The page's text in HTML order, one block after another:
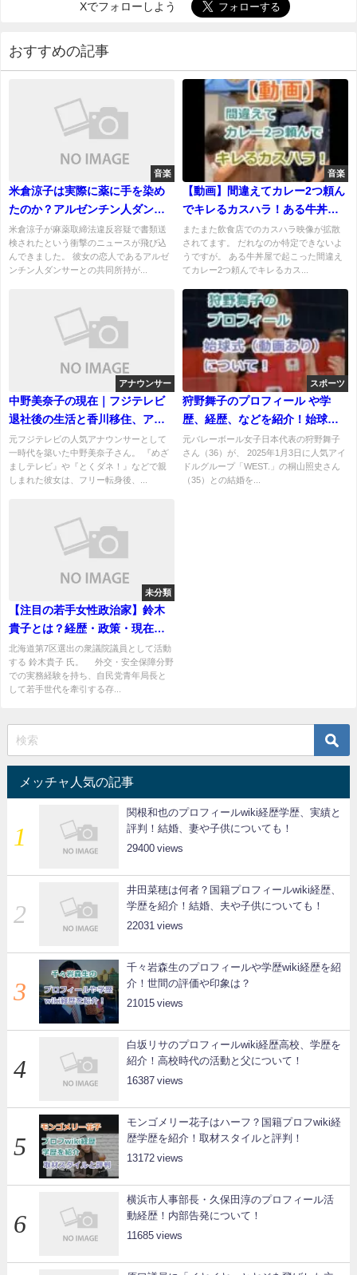
Xでフォローしよう
おすすめの記事
音楽
米倉涼子は実際に薬に手を染め
たのか？アルゼンチン人ダンサ
ー恋人と共同所持は本当？
米倉涼子が麻薬取締法違反容疑で書類送
検されたという衝撃のニュースが飛び込
んできました。 彼女の恋人であるアルゼ
ンチン人ダンサーとの共同所持が...
音楽
【動画】間違えてカレー2つ頼ん
でキレるカスハラ！ある牛丼屋
でのネチネチクレーマー！
またまた飲食店でのカスハラ映像が拡散
されてます。 だれなのか特定できないよ
うですが。 ある牛丼屋で起こった間違え
てカレー2つ頼んでキレるカス...
アナウンサー
中野美奈子の現在｜フジテレビ
退社後の生活と香川移住、アナ
ウンサーとしての今
元フジテレビの人気アナウンサーとして
一時代を築いた中野美奈子さん。 『めざ
ましテレビ』や『とくダネ！』などで親
しまれた彼女は、フリー転身後、...
スポーツ
狩野舞子のプロフィール や学
歴、経歴、などを紹介！始球式
（動画あり）について
元バレーボール女子日本代表の狩野舞子
さん（36）が、 2025年1月3日に人気アイ
ドルグループ「WEST.」の桐山照史さん
（35）との結婚を...
未分類
【注目の若手女性政治家】鈴木
貴子とは？経歴・政策・現在の
活動をわかりやすく解説
北海道第7区選出の衆議院議員として活動
する 鈴木貴子 氏。 外交・安全保障分野
での実務経験を持ち、自民党青年局長と
して若手世代を牽引する存...
メッチャ人気の記事
関根和也のプロフィールwiki経歴学歴、実績と
評判！結婚、妻や子供についても！
29400
井田菜穂は何者？国籍プロフィールwiki経歴、
学歴を紹介！結婚、夫や子供についても！
22031
千々岩森生のプロフィールや学歴wiki経歴を紹
介！世間の評価や印象は？
21015
白坂リサのプロフィールwiki経歴高校、学歴を
紹介！高校時代の活動と父について！
16387
モンゴメリー花子はハーフ？国籍プロフwiki経
歴学歴を紹介！取材スタイルと評判！
13172
横浜市人事部長・久保田淳のプロフィール活
動経歴！内部告発について！
11685